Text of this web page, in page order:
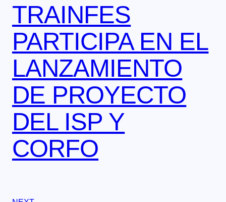
TRAINFES
PARTICIPA EN EL
LANZAMIENTO
DE PROYECTO
DEL ISP Y
CORFO